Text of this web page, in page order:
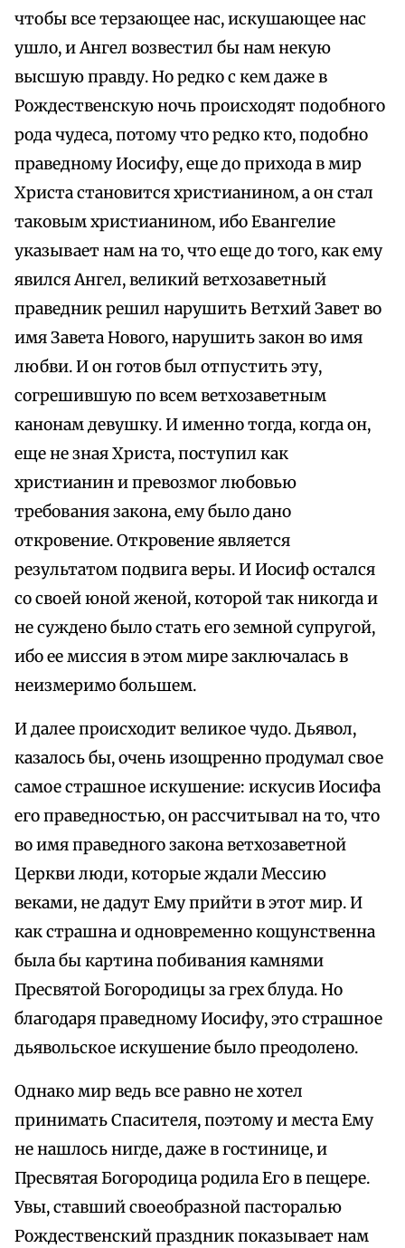
чтобы все терзающее нас, искушающее нас
ушло, и Ангел возвестил бы нам некую
высшую правду. Но редко с кем даже в
Рождественскую ночь происходят подобного
рода чудеса, потому что редко кто, подобно
праведному Иосифу, еще до прихода в мир
Христа становится христианином, а он стал
таковым христианином, ибо Евангелие
указывает нам на то, что еще до того, как ему
явился Ангел, великий ветхозаветный
праведник решил нарушить Ветхий Завет во
имя Завета Нового, нарушить закон во имя
любви. И он готов был отпустить эту,
согрешившую по всем ветхозаветным
канонам девушку. И именно тогда, когда он,
еще не зная Христа, поступил как
христианин и превозмог любовью
требования закона, ему было дано
откровение. Откровение является
результатом подвига веры. И Иосиф остался
со своей юной женой, которой так никогда и
не суждено было стать его земной супругой,
ибо ее миссия в этом мире заключалась в
неизмеримо большем.
И далее происходит великое чудо. Дьявол,
казалось бы, очень изощренно продумал свое
самое страшное искушение: искусив Иосифа
его праведностью, он рассчитывал на то, что
во имя праведного закона ветхозаветной
Церкви люди, которые ждали Мессию
веками, не дадут Ему прийти в этот мир. И
как страшна и одновременно кощунственна
была бы картина побивания камнями
Пресвятой Богородицы за грех блуда. Но
благодаря праведному Иосифу, это страшное
дьявольское искушение было преодолено.
Однако мир ведь все равно не хотел
принимать Спасителя, поэтому и места Ему
не нашлось нигде, даже в гостинице, и
Пресвятая Богородица родила Его в пещере.
Увы, ставший своеобразной пасторалью
Рождественский праздник показывает нам